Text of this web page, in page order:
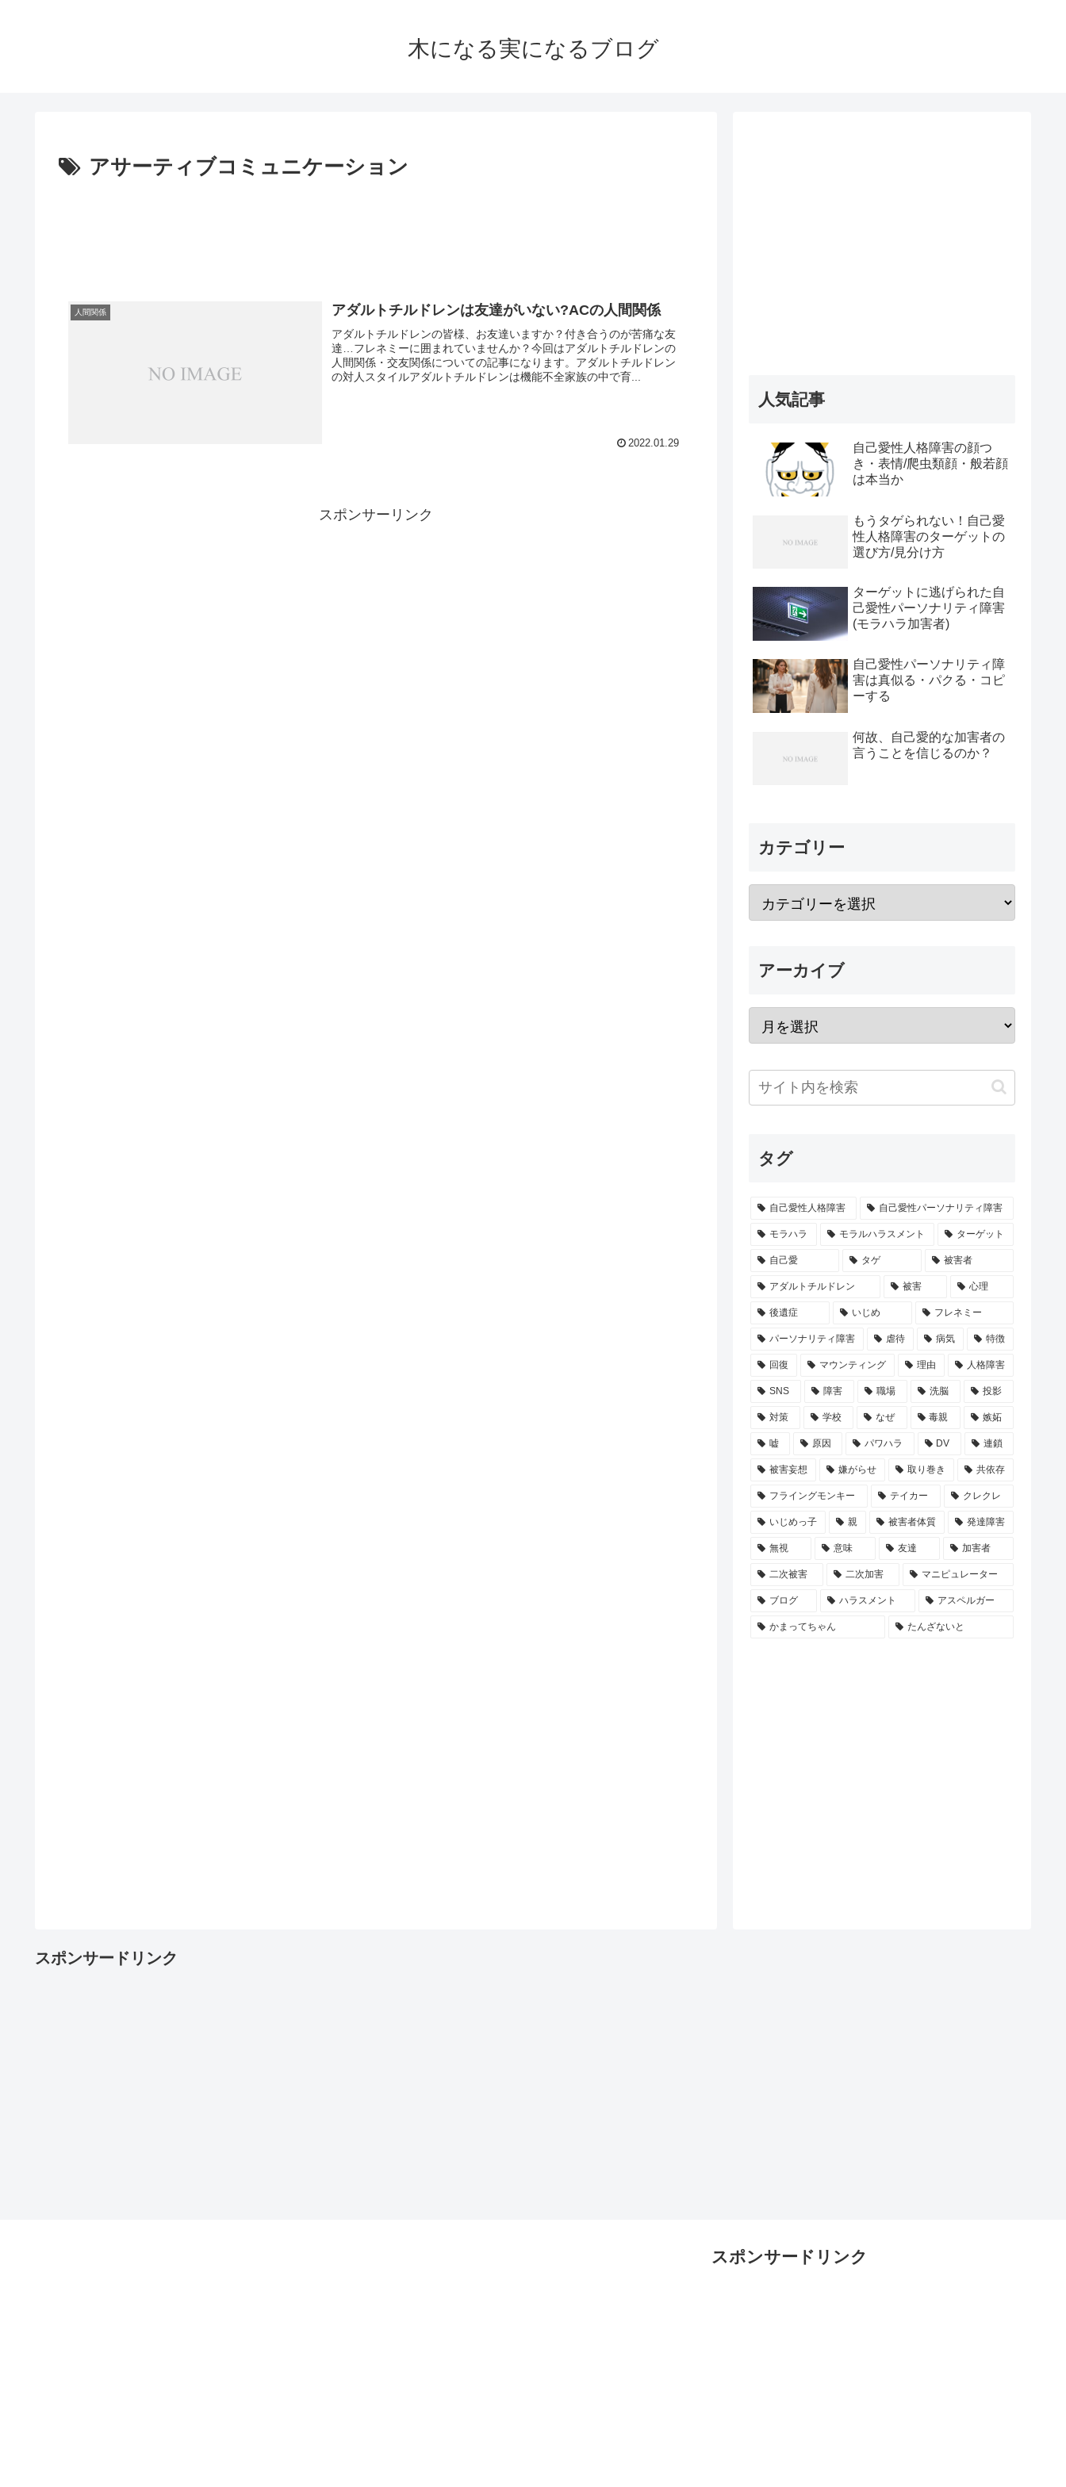
木になる実になるブログ
アサーティブコミュニケーション
人間関係 アダルトチルドレンは友達がいない?ACの人間関係
アダルトチルドレンの皆様、お友達いますか？付き合うのが苦痛な友
達…フレネミーに囲まれていませんか？今回はアダルトチルドレンの
人間関係・交友関係についての記事になります。アダルトチルドレン
の対人スタイルアダルトチルドレンは機能不全家族の中で育...
2022.01.29
スポンサーリンク
人気記事
自己愛性人格障害の顔つ
き・表情/爬虫類顔・般若顔
は本当か
もうタゲられない！自己愛
性人格障害のターゲットの
選び方/見分け方
ターゲットに逃げられた自
己愛性パーソナリティ障害
(モラハラ加害者)
自己愛性パーソナリティ障
害は真似る・パクる・コピ
ーする
何故、自己愛的な加害者の
言うことを信じるのか？
カテゴリー
アーカイブ
タグ
自己愛性人格障害 自己愛性パーソナリティ障害
モラハラ モラルハラスメント ターゲット
自己愛 タゲ 被害者
アダルトチルドレン 被害 心理
後遺症 いじめ フレネミー
パーソナリティ障害 虐待 病気 特徴
回復 マウンティング 理由 人格障害
SNS 障害 職場 洗脳 投影
対策 学校 なぜ 毒親 嫉妬
嘘 原因 パワハラ DV 連鎖
被害妄想 嫌がらせ 取り巻き 共依存
フライングモンキー テイカー クレクレ
いじめっ子 親 被害者体質 発達障害
無視 意味 友達 加害者
二次被害 二次加害 マニピュレーター
ブログ ハラスメント アスペルガー
かまってちゃん たんざないと
スポンサードリンク
スポンサードリンク